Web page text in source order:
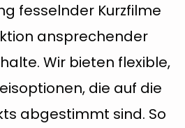
fesselnder Kurzfilme
ansprechender
Wir bieten flexible,
die auf die
abgestimmt sind. So